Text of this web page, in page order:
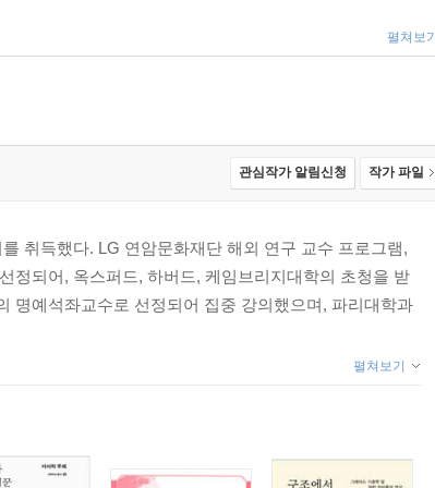
펼쳐보기
관심작가 알림신청 작가 파일
취득했다. LG 연암문화재단 해외 연구 교수 프로그램,
정되어, 옥스퍼드, 하버드, 케임브리지대학의 초청을 받
명예석좌교수로 선정되어 집중 강의했으며, 파리대학과
펼쳐보기